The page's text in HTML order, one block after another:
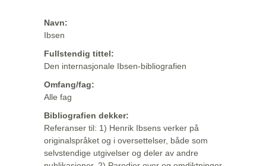
Navn:
Ibsen
Fullstendig tittel:
Den internasjonale Ibsen-bibliografien
Omfang/fag:
Alle fag
Bibliografien dekker:
Referanser til: 1) Henrik Ibsens verker på
originalspråket og i oversettelser, både som
selvstendige utgivelser og deler av andre